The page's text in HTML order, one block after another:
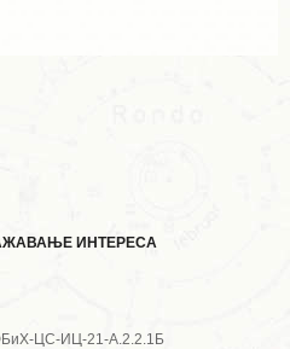
ИНТЕРЕСА
ЦС-ИЦ-21-А.2.2.1Б